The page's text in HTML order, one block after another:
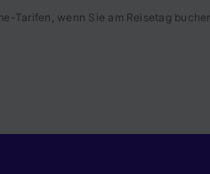
Tarifen, wenn Sie am Reisetag